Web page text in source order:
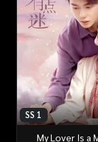
SS 1
My Lover Is a